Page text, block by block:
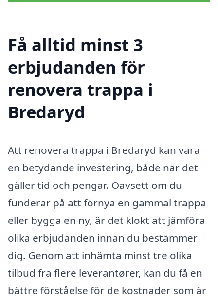
Få alltid minst 3
erbjudanden för
renovera trappa i
Bredaryd
Att renovera trappa i Bredaryd kan vara
en betydande investering, både när det
gäller tid och pengar. Oavsett om du
funderar på att förnya en gammal trappa
eller bygga en ny, är det klokt att jämföra
olika erbjudanden innan du bestämmer
dig. Genom att inhämta minst tre olika
tilbud fra flere leverantører, kan du få en
bättre förståelse för de kostnader som är